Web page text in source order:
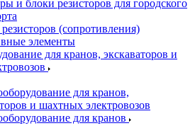
и блоки резисторов для городского
(сопротивления)
элементы
для кранов, экскаваторов и
для кранов,
и шахтных электровозов
для кранов